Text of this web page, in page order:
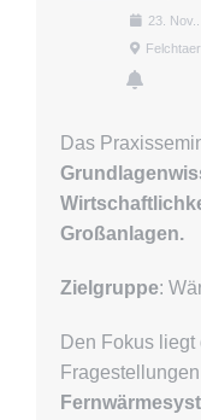
23 Nov.
Das
Großanlagen.
Zielgruppe:
Den Fokus